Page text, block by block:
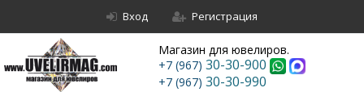
Вход Регистрация
Магазин для ювелиров.
+7 (967) 30-30-900
+7 (967) 30-30-990